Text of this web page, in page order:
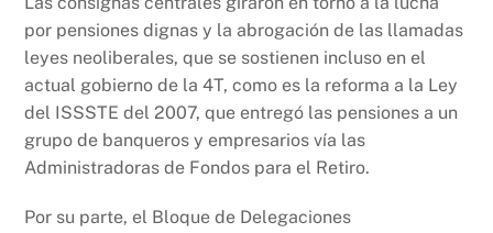
por pensiones dignas y la abrogación de las llamadas
leyes neoliberales, que se sostienen incluso en el
actual gobierno de la 4T, como es la reforma a la Ley
del ISSSTE del 2007, que entregó las pensiones a un
grupo de banqueros y empresarios vía las
Administradoras de Fondos para el Retiro.
Por su parte, el Bloque de Delegaciones